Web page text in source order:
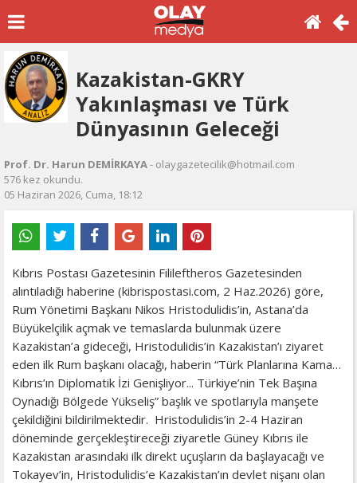
Kazakistan-GKRY
Yakınlaşması ve Türk
Dünyasının Geleceği
Prof. Dr. Harun DEMİRKAYA- olaygazetecilik@hotmail.com
576 kez okundu.
05 Haziran 2026, Cuma, 18:12
Kıbrıs Postası Gazetesinin Filileftheros Gazetesinden
alıntıladığı haberine (kibrispostasi.com, 2 Haz.2026) göre,
Rum Yönetimi Başkanı Nikos Hristodulidis’in, Astana’da
Büyükelçilik açmak ve temaslarda bulunmak üzere
Kazakistan’a gideceği, Hristodulidis’in Kazakistan’ı ziyaret
eden ilk Rum başkanı olacağı, haberin “Türk Planlarına Kama…
Kıbrıs’ın Diplomatik İzi Genişliyor... Türkiye’nin Tek Başına
Oynadığı Bölgede Yükseliş” başlık ve spotlarıyla manşete
çekildiğini bildirilmektedir. Hristodulidis’in 2-4 Haziran
döneminde gerçekleştireceği ziyaretle Güney Kıbrıs ile
Kazakistan arasındaki ilk direkt uçuşların da başlayacağı ve
Tokayev’in, Hristodulidis’e Kazakistan’ın devlet nişanı olan